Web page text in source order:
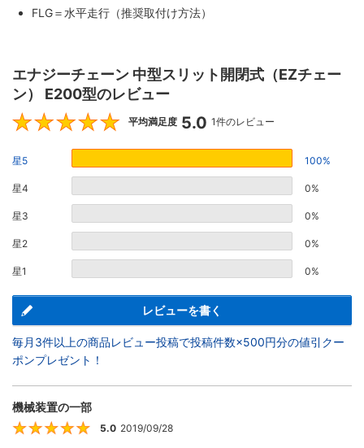
FLG＝水平走行（推奨取付け方法）
エナジーチェーン 中型スリット開閉式（EZチェー
ン） E200型のレビュー
5
平均満足度 5.0 1件のレビュー
星5 100%
星4 0%
星3 0%
星2 0%
星1 0%
レビューを書く
毎月3件以上の商品レビュー投稿で投稿件数×500円分の値引クー
ポンプレゼント！
機械装置の一部
5
5.0 2019/09/28